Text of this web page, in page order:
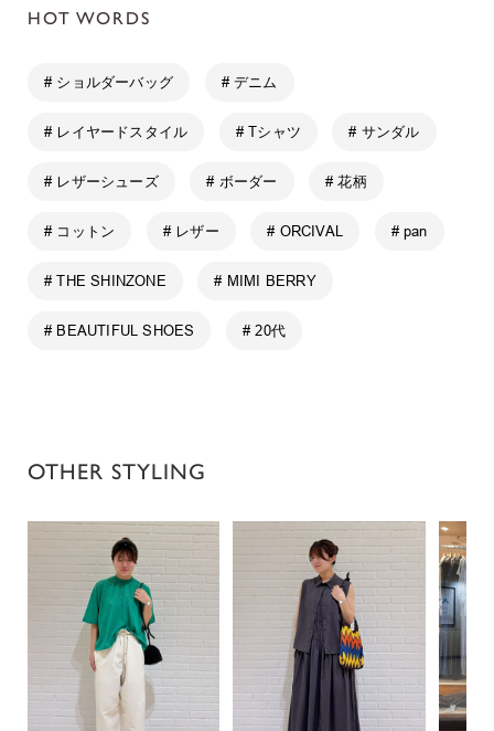
HOT WORDS
# ショルダーバッグ # デニム
# レイヤードスタイル # Tシャツ # サンダル
# レザーシューズ # ボーダー # 花柄
# コットン # レザー # ORCIVAL # pan
# THE SHINZONE # MIMI BERRY
# BEAUTIFUL SHOES # 20代
OTHER STYLING